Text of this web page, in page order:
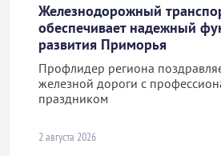
Железнодорожный
обеспечивает надежный
развития Приморья
Профлидер региона
железной дороги с
праздником
2 августа 2026